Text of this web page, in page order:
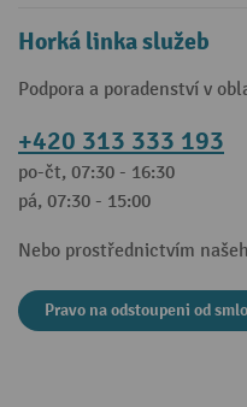
Horká linka služeb
Podpora a poradenství v
+420 313 333 193
po-čt, 07:30 - 16:30
pá, 07:30 - 15:00
Nebo prostřednictvím
Pravo na odstoupeni od